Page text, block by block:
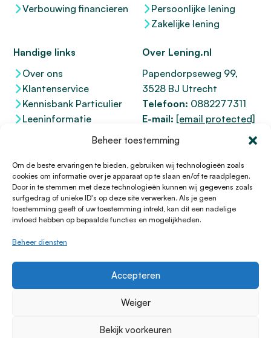
Beheer toestemming
Om de beste ervaringen te bieden, gebruiken wij technologieën zoals
cookies om informatie over je apparaat op te slaan en/of te raadplegen.
Door in te stemmen met deze technologieën kunnen wij gegevens zoals
surfgedrag of unieke ID's op deze site verwerken. Als je geen
toestemming geeft of uw toestemming intrekt, kan dit een nadelige
invloed hebben op bepaalde functies en mogelijkheden.
Beheer diensten
Accepteren
Weiger
Bekijk voorkeuren
Verbouwing financieren
Persoonlijke lening
Zakelijke lening
Handige links
Over ons
Klantenservice
Kennisbank Particulier
Leeninformatie
Over Lening.nl
Papendorpseweg 99,
3528 BJ Utrecht
Telefoon: 0882277311
E-mail: [email protected]
KvK 76100200
12047091
Kifid 300.017942
© 1996 - 2026 Lening.nl
Privacy Policy
HTML Sitemap
Klachtenprocedure